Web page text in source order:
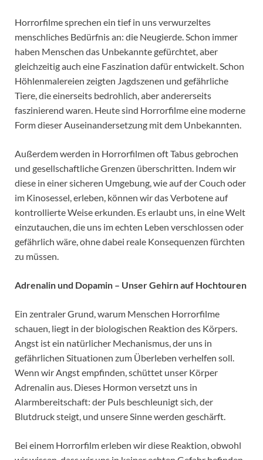
Horrorfilme sprechen ein tief in uns verwurzeltes
menschliches Bedürfnis an: die Neugierde. Schon immer
haben Menschen das Unbekannte gefürchtet, aber
gleichzeitig auch eine Faszination dafür entwickelt. Schon
Höhlenmalereien zeigten Jagdszenen und gefährliche
Tiere, die einerseits bedrohlich, aber andererseits
faszinierend waren. Heute sind Horrorfilme eine moderne
Form dieser Auseinandersetzung mit dem Unbekannten.
Außerdem werden in Horrorfilmen oft Tabus gebrochen
und gesellschaftliche Grenzen überschritten. Indem wir
diese in einer sicheren Umgebung, wie auf der Couch oder
im Kinosessel, erleben, können wir das Verbotene auf
kontrollierte Weise erkunden. Es erlaubt uns, in eine Welt
einzutauchen, die uns im echten Leben verschlossen oder
gefährlich wäre, ohne dabei reale Konsequenzen fürchten
zu müssen.
Adrenalin und Dopamin – Unser Gehirn auf Hochtouren
Ein zentraler Grund, warum Menschen Horrorfilme
schauen, liegt in der biologischen Reaktion des Körpers.
Angst ist ein natürlicher Mechanismus, der uns in
gefährlichen Situationen zum Überleben verhelfen soll.
Wenn wir Angst empfinden, schüttet unser Körper
Adrenalin aus. Dieses Hormon versetzt uns in
Alarmbereitschaft: der Puls beschleunigt sich, der
Blutdruck steigt, und unsere Sinne werden geschärft.
Bei einem Horrorfilm erleben wir diese Reaktion, obwohl